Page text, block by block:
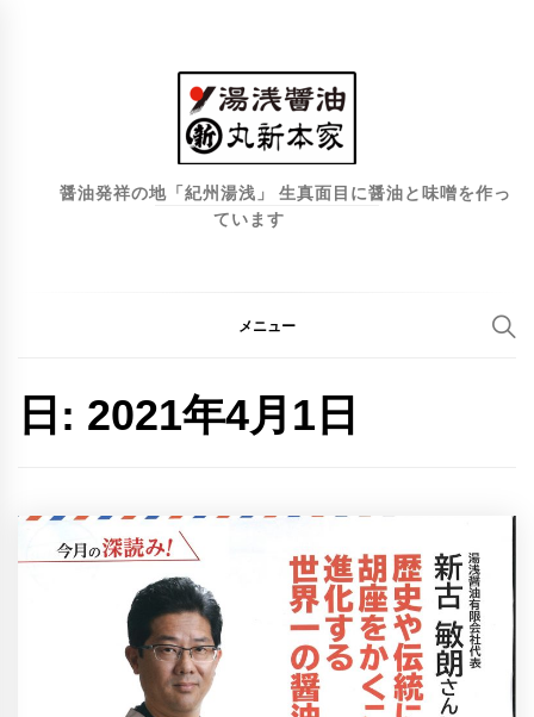
醤油発祥の地「紀州湯浅」 生真面目に醤油と味噌を作っ
ています
メニュー
日: 2021年4月1日